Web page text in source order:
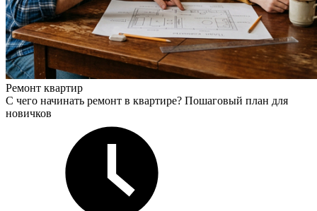
Ремонт квартир
С чего начинать ремонт в квартире? Пошаговый план для
новичков